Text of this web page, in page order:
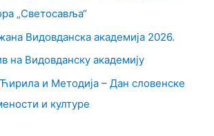
„Светосавља“
Видовданска академија 2026.
на Видовданску академију
и Методија – Дан словенске
и културе